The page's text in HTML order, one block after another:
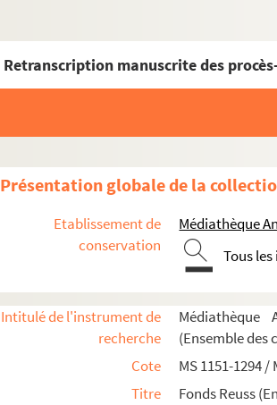
Présentation globale de la
Etablissement de
conservation
Médiathèque
Tous
Intitulé de l'instrument de
recherche
Médiathèque
(Ensemble des
Cote
MS 1151-1294 /
Titre
Fonds Reuss
MS 1151-1155. Le Saint-Empire Romain
MS 1156-1183. La politique française en
MS 1184-1186. Histoire d'Alsace
MS 1187-1191. Alsatiques divers
MS 1192-1198. L'Alsace au XVIIesiècle -
MS 1199-1203. Notes sur Ernest de Mansfeld
MS 1204. L'Alsace pendant la Révolution
MS 1205-1240. Histoire de la Révolution en
MS 1241-1250. Procès-verbaux de